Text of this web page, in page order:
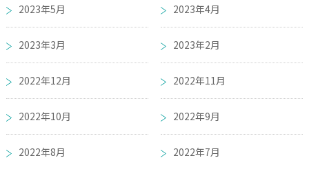
2023年5月 2023年4月
2023年3月 2023年2月
2022年12月 2022年11月
2022年10月 2022年9月
2022年8月 2022年7月